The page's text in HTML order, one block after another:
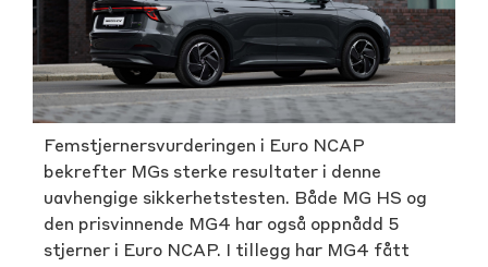
Femstjernersvurderingen i Euro NCAP
bekrefter MGs sterke resultater i denne
uavhengige sikkerhetstesten. Både MG HS og
den prisvinnende MG4 har også oppnådd 5
stjerner i Euro NCAP. I tillegg har MG4 fått